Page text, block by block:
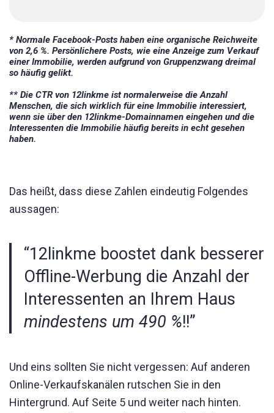
* Normale Facebook-Posts haben eine organische Reichweite
von 2,6 %. Persönlichere Posts, wie eine Anzeige zum Verkauf
einer Immobilie, werden aufgrund von Gruppenzwang dreimal
so häufig gelikt.
** Die CTR von 12linkme ist normalerweise die Anzahl
Menschen, die sich wirklich für eine Immobilie interessiert,
wenn sie über den 12linkme-Domainnamen eingehen und die
Interessenten die Immobilie häufig bereits in echt gesehen
haben.
Das heißt, dass diese Zahlen eindeutig Folgendes
aussagen:
“12linkme boostet dank besserer
Offline-Werbung die Anzahl der
Interessenten an Ihrem Haus
mindestens um 490 %!!”
Und eins sollten Sie nicht vergessen: Auf anderen
Online-Verkaufskanälen rutschen Sie in den
Hintergrund. Auf Seite 5 und weiter nach hinten.